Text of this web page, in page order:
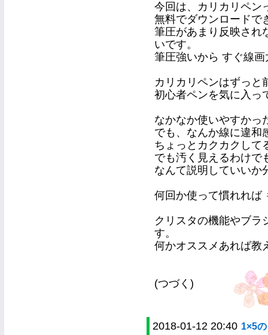
今回は、カリカリペン
無料でダウンロードで
筆圧があまり反映され
いです。
筆圧強いから すぐ線
カリカリペンはずっと
初心者ペンを気に入っ
なかなか使いやすかっ
でも、なんか線に違
ちょっとカクカクして
でも汚く見えるわけ
なんて説明していいか
何回か使って慣れれば
クリスタの機能やブラ
す。
何かオススメあれば教
(つづく)
2018-01-12 20:40 1×5